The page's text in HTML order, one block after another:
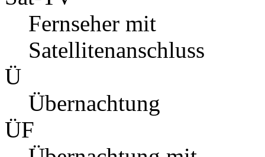
Fernseher mit
Satellitenanschluss
Ü
Übernachtung
ÜF